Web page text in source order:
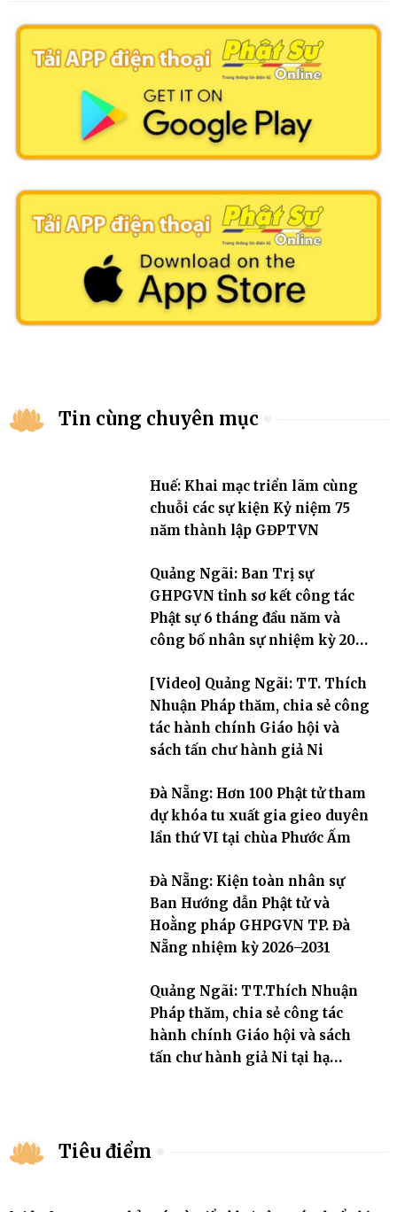
Tin cùng chuyên mục
Huế: Khai mạc triển lãm cùng
chuỗi các sự kiện Kỷ niệm 75
năm thành lập GĐPTVN
Quảng Ngãi: Ban Trị sự
GHPGVN tỉnh sơ kết công tác
Phật sự 6 tháng đầu năm và
công bố nhân sự nhiệm kỳ 2026
[Video] Quảng Ngãi: TT. Thích
Nhuận Pháp thăm, chia sẻ công
tác hành chính Giáo hội và
sách tấn chư hành giả Ni
Đà Nẵng: Hơn 100 Phật tử tham
dự khóa tu xuất gia gieo duyên
lần thứ VI tại chùa Phước Ấm
Đà Nẵng: Kiện toàn nhân sự
Ban Hướng dẫn Phật tử và
Hoằng pháp GHPGVN TP. Đà
Nẵng nhiệm kỳ 2026–2031
Quảng Ngãi: TT.Thích Nhuận
Pháp thăm, chia sẻ công tác
hành chính Giáo hội và sách
tấn chư hành giả Ni tại hạ
Tiêu điểm